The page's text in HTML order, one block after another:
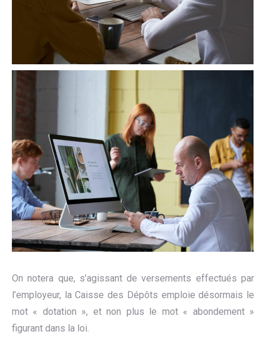
On notera que, s’agissant de versements effectués par
l’employeur, la Caisse des Dépôts emploie désormais le
mot « dotation », et non plus le mot « abondement »
figurant dans la loi.